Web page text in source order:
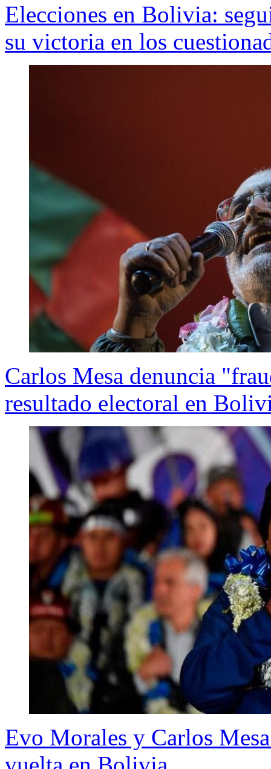
Elecciones en Bolivia:
su victoria en los
Carlos Mesa denuncia
resultado electoral en
Evo Morales y Carlos